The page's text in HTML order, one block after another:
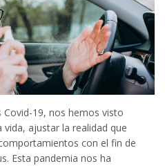
Covid-19, nos hemos visto
ajustar la realidad que
con el fin de
Esta pandemia nos ha